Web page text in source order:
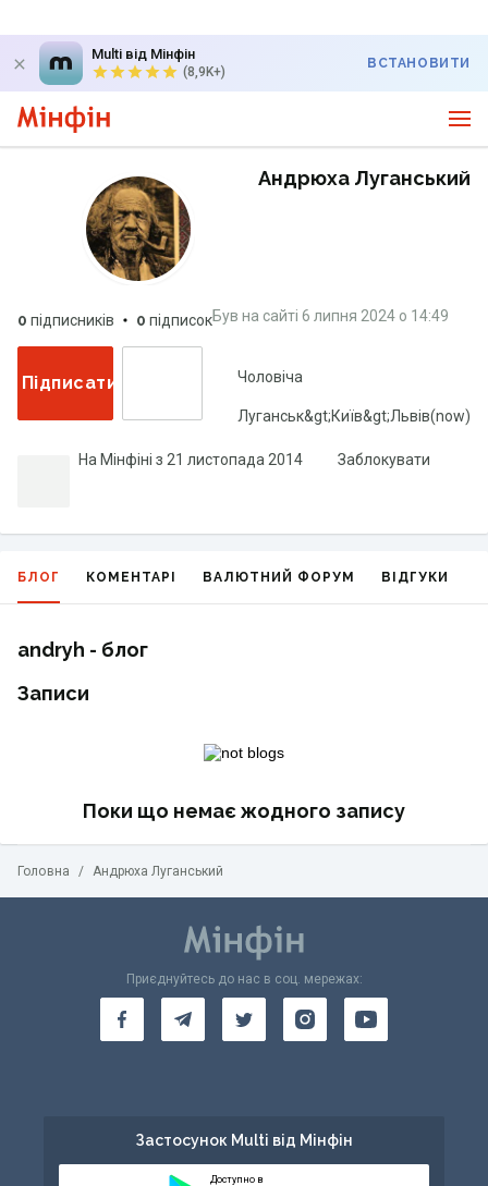
Multi від Мінфін
(8,9K+)
ВСТАНОВИТИ
Андрюха Луганський
0 підписників 0 підписокБув на сайті 6 липня 2024 о 14:49
Підписатися Чоловіча
Луганськ&gt;Київ&gt;Львів(now)
На Мінфіні з 21 листопада 2014 Заблокувати
БЛОГ КОМЕНТАРІ ВАЛЮТНИЙ ФОРУМ ВІДГУКИ
andryh - блог
Записи
Поки що немає жодного запису
Головна / Андрюха Луганський
Приєднуйтесь до нас в соц. мережах:
Застосунок Multi від Мінфін
Доступно в